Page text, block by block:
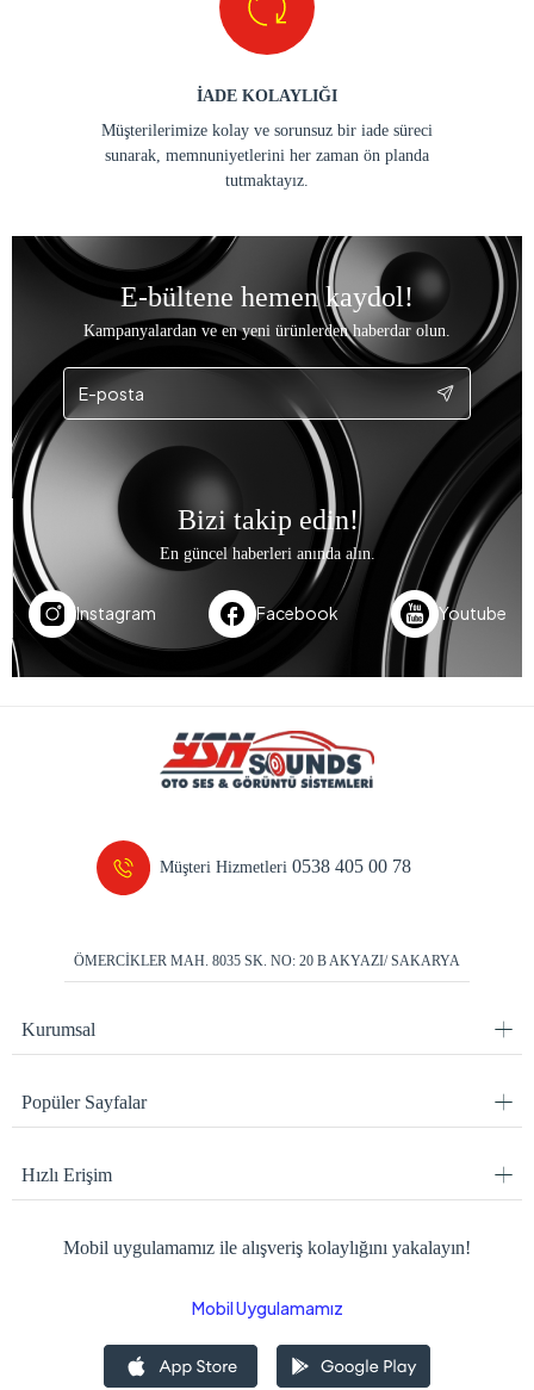
İADE KOLAYLIĞI
Müşterilerimize kolay ve sorunsuz bir iade süreci
sunarak, memnuniyetlerini her zaman ön planda
tutmaktayız.
E-bültene hemen kaydol!
Kampanyalardan ve en yeni ürünlerden haberdar olun.
Bizi takip edin!
En güncel haberleri anında alın.
Instagram Facebook Youtube
Müşteri Hizmetleri0538 405 00 78
ÖMERCİKLER MAH. 8035 SK. NO: 20 B AKYAZI/ SAKARYA
Kurumsal
Popüler Sayfalar
Hızlı Erişim
Mobil uygulamamız ile alışveriş kolaylığını yakalayın!
Mobil Uygulamamız